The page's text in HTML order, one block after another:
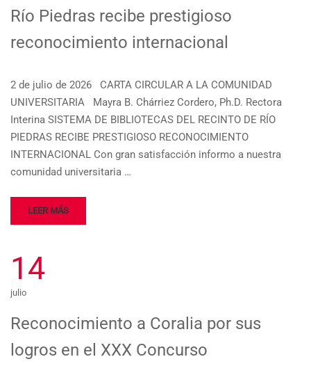
Río Piedras recibe prestigioso
reconocimiento internacional
2 de julio de 2026 CARTA CIRCULAR A LA COMUNIDAD
UNIVERSITARIA Mayra B. Chárriez Cordero, Ph.D. Rectora
Interina SISTEMA DE BIBLIOTECAS DEL RECINTO DE RÍO
PIEDRAS RECIBE PRESTIGIOSO RECONOCIMIENTO
INTERNACIONAL Con gran satisfacción informo a nuestra
comunidad universitaria …
LEER MÁS
14
julio
Reconocimiento a Coralia por sus
logros en el XXX Concurso